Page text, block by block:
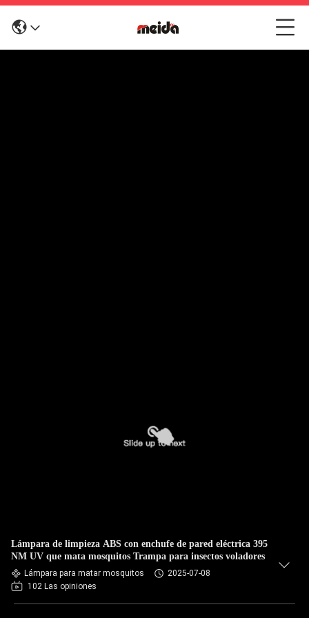
Lámpara de limpieza ABS con enchufe de pared eléctrica 395
NM UV que mata mosquitos Trampa para insectos voladores
Lámpara para matar mosquitos
2025-07-08
102 Las opiniones